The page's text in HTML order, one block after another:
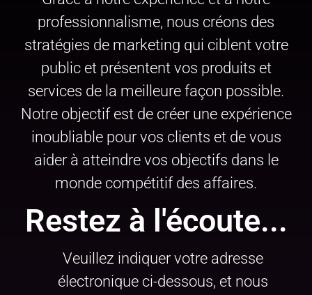
professionnalisme, nous créons des
stratégies de marketing qui ciblent votre
public et présentent vos produits et
services de la meilleure façon possible.
Notre objectif est de créer une expérience
inoubliable pour vos clients et de vous
aider à atteindre vos objectifs dans le
monde compétitif des affaires.
Restez à l'écoute...
Veuillez indiquer votre adresse
électronique ci-dessous, et nous